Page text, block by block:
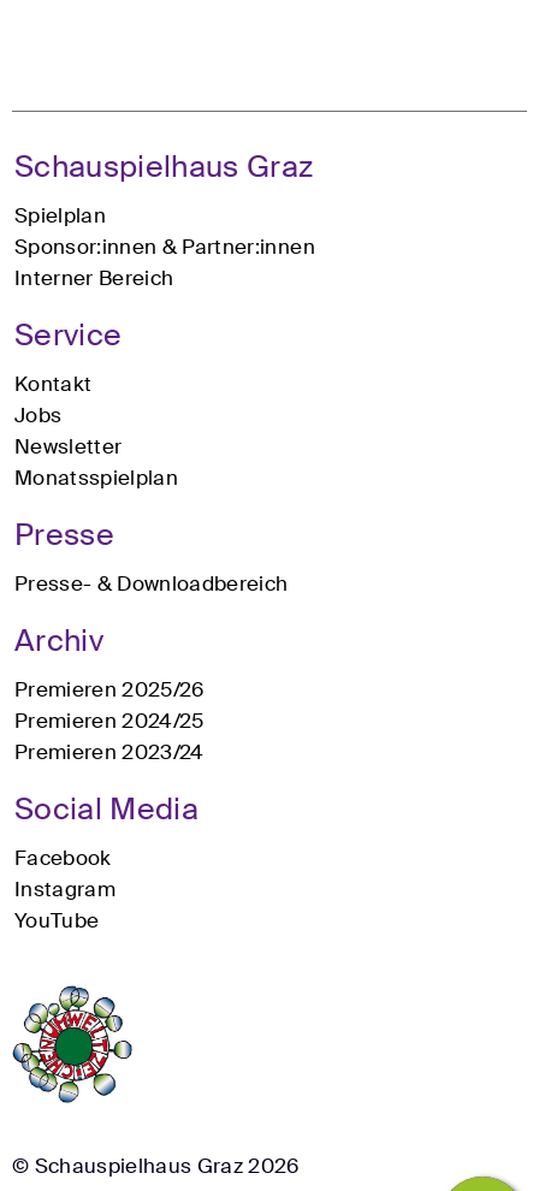
Schauspielhaus Graz
Spielplan
Sponsor:innen & Partner:innen
Interner Bereich
Service
Kontakt
Jobs
Newsletter
Monatsspielplan
Presse
Presse- & Downloadbereich
Archiv
Premieren 2025/26
Premieren 2024/25
Premieren 2023/24
Social Media
Facebook
Instagram
YouTube
© Schauspielhaus Graz 2026